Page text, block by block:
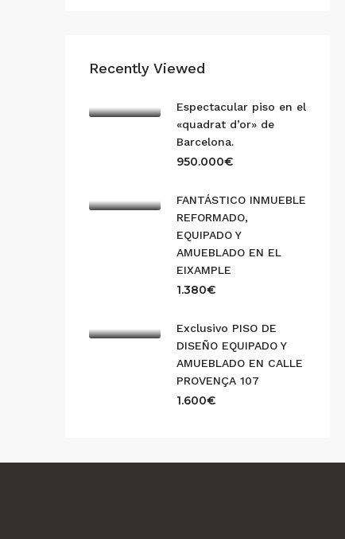
Recently Viewed
Espectacular piso en el
«quadrat d’or» de
Barcelona.
950.000€
FANTÁSTICO INMUEBLE
REFORMADO,
EQUIPADO Y
AMUEBLADO EN EL
EIXAMPLE
1.380€
Exclusivo PISO DE
DISEÑO EQUIPADO Y
AMUEBLADO EN CALLE
PROVENÇA 107
1.600€